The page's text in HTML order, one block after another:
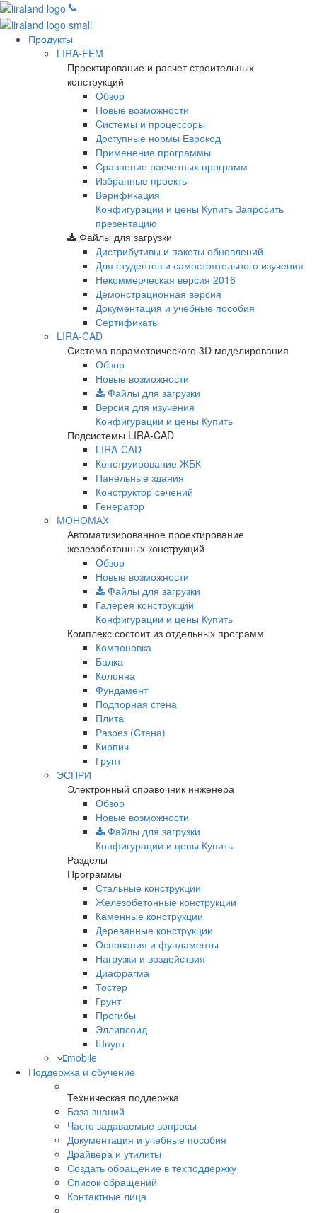
Продукты
LIRA-FEM
Проектирование и расчет строительных
конструкций
Обзор
Новые возможности
Cистемы и процессоры
Доступные нормы Еврокод
Применение программы
Сравнение расчетных программ
Избранные проекты
Верификация
Конфигурации и цены Купить Запросить
презентацию
Файлы для загрузки
Дистрибутивы и пакеты обновлений
Для студентов и самостоятельного изучения
Некоммерческая версия 2016
Демонстрационная версия
Документация и учебные пособия
Сертификаты
LIRA-CAD
Система параметрического 3D моделирования
Обзор
Новые возможности
Файлы для загрузки
Версия для изучения
Конфигурации и цены Купить
Подсистемы LIRA-CAD
LIRA-CAD
Конструирование ЖБК
Панельные здания
Конструктор сечений
Генератор
МОНОМАХ
Автоматизированное проектирование
железобетонных конструкций
Обзор
Новые возможности
Файлы для загрузки
Галерея конструкций
Конфигурации и цены Купить
Комплекс состоит из отдельных программ
Компоновка
Балка
Колонна
Фундамент
Подпорная стена
Плита
Разрез (Стена)
Кирпич
Грунт
ЭСПРИ
Электронный справочник инженера
Обзор
Новые возможности
Файлы для загрузки
Конфигурации и цены Купить
Разделы
Программы
Стальные конструкции
Железобетонные конструкции
Каменные конструкции
Деревянные конструкции
Основания и фундаменты
Нагрузки и воздействия
Диафрагма
Тостер
Грунт
Прогибы
Эллипсоид
Шпунт
mobile
Поддержка и обучение
Техническая поддержка
База знаний
Часто задаваемые вопросы
Документация и учебные пособия
Драйвера и утилиты
Создать обращение в техподдержку
Список обращений
Контактные лица